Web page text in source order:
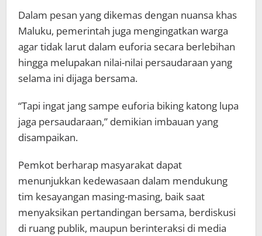
Dalam pesan yang dikemas dengan nuansa khas
Maluku, pemerintah juga mengingatkan warga
agar tidak larut dalam euforia secara berlebihan
hingga melupakan nilai-nilai persaudaraan yang
selama ini dijaga bersama.
“Tapi ingat jang sampe euforia biking katong lupa
jaga persaudaraan,” demikian imbauan yang
disampaikan.
Pemkot berharap masyarakat dapat
menunjukkan kedewasaan dalam mendukung
tim kesayangan masing-masing, baik saat
menyaksikan pertandingan bersama, berdiskusi
di ruang publik, maupun berinteraksi di media